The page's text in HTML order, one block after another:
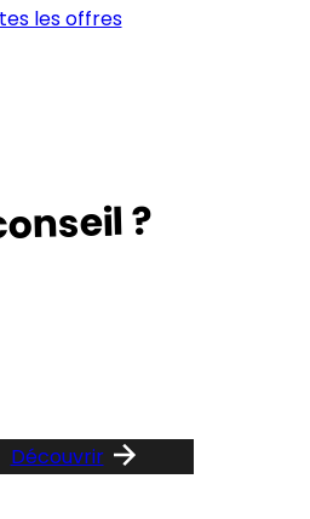
les offres
?
Découvrir